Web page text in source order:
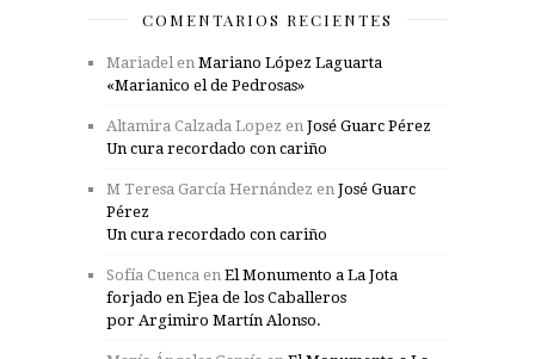
COMENTARIOS RECIENTES
Mariadel en Mariano López Laguarta
«Marianico el de Pedrosas»
Altamira Calzada Lopez en José Guarc Pérez
Un cura recordado con cariño
M Teresa García Hernández en José Guarc
Pérez
Un cura recordado con cariño
Sofía Cuenca en El Monumento a La Jota
forjado en Ejea de los Caballeros
por Argimiro Martín Alonso.